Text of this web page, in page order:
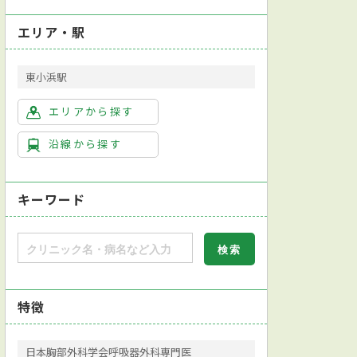
エリア・駅
東小浜駅
エリアから探す
沿線から探す
キーワード
特徴
日本胸部外科学会呼吸器外科専門医